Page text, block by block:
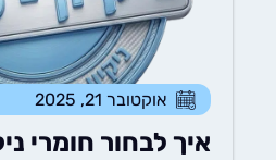
אוקטובר 21, 2025
איך לבחור חומרי ניקוי